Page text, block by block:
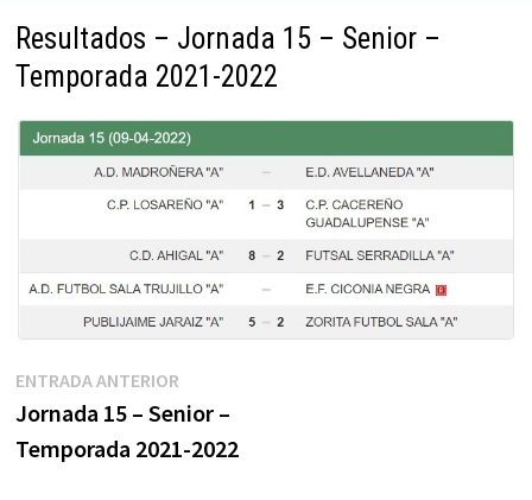
Resultados – Jornada 15 – Senior –
Temporada 2021-2022
Navegación
de
entradas
ENTRADA ANTERIOREntrada
anterior:
Jornada 15 – Senior –
Temporada 2021-2022